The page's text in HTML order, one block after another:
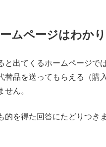
ムページはわか
と出てくるホームページで
替品を送ってもらえる（購
せん。
的を得た回答にたどりつき